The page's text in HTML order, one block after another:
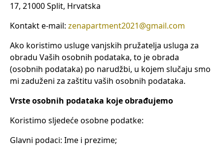
17, 21000 Split, Hrvatska
Kontakt e-mail: zenapartment2021@gmail.com
Ako koristimo usluge vanjskih pružatelja usluga za
obradu Vaših osobnih podataka, to je obrada
(osobnih podataka) po narudžbi, u kojem slučaju smo
mi zaduženi za zaštitu vaših osobnih podataka.
Vrste osobnih podataka koje obrađujemo
Koristimo sljedeće osobne podatke:
Glavni podaci: Ime i prezime;